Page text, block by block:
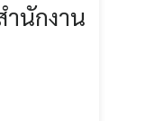
ำนักงาน